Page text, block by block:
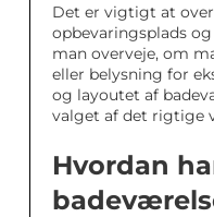
Det er vigtigt at
opbevaringsplads
man overveje, om
eller belysning for
og layoutet af
valget af det rigtige
Hvordan